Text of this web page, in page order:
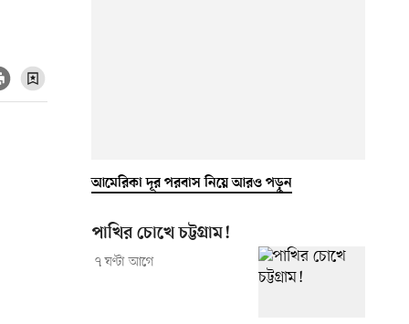
আমেরিকা দূর পরবাস নিয়ে আরও পড়ুন
পাখির চোখে চট্টগ্রাম!
৭ ঘণ্টা আগে